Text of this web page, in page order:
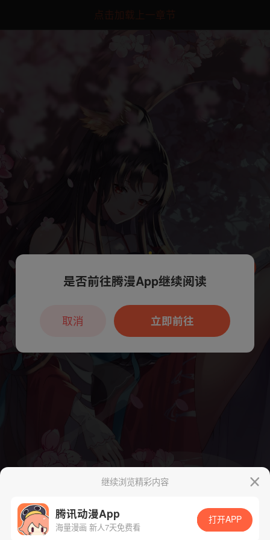
点击加载上一章节
App免费看
继续浏览精彩内容
腾讯动漫App
海量漫画 新人7天免费看
打开APP
本章节仅支持App阅读，可打开App新用
户7天免费看
是否前往腾漫App继续阅读
立即前往
取消